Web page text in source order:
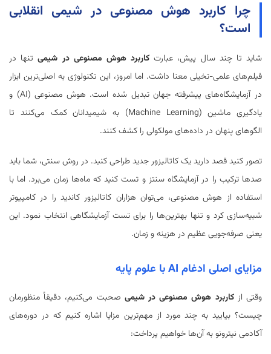
چرا کاربرد هوش مصنوعی در شیمی انقلابی
است؟
شاید تا چند سال پیش، عبارت کاربرد هوش مصنوعی در شیمیتنها در
فیلم‌های علمی-تخیلی معنا داشت. اما امروز، این تکنولوژی به اصلی‌ترین ابزار
در آزمایشگاه‌های پیشرفته جهان تبدیل شده است. هوش مصنوعی (AI) و
یادگیری ماشین (Machine Learning) به شیمیدانان کمک می‌کنند تا
الگوهای پنهان در داده‌های مولکولی را کشف کنند.
تصور کنید قصد دارید یک کاتالیزور جدید طراحی کنید. در روش سنتی، شما باید
صدها ترکیب را در آزمایشگاه سنتز و تست کنید که ماه‌ها زمان می‌برد. اما با
استفاده از هوش مصنوعی، می‌توان هزاران کاتالیزور کاندید را در کامپیوتر
شبیه‌سازی کرد و تنها بهترین‌ها را برای تست آزمایشگاهی انتخاب نمود. این
یعنی صرفه‌جویی عظیم در هزینه و زمان.
مزایای اصلی ادغام AI با علوم پایه
وقتی ازکاربرد هوش مصنوعی در شیمی صحبت می‌کنیم، دقیقاً منظورمان
چیست؟ بیایید به چند مورد از مهم‌ترین مزایا اشاره کنیم که در دوره‌های
آکادمی نیترونو به آن‌ها خواهیم پرداخت: